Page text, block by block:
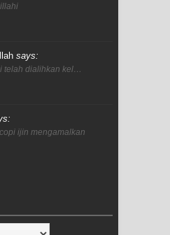
says:
telah dialihkan kel…
ijin mengamalkan